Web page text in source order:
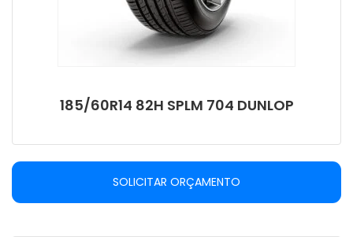
185/60R14 82H SPLM 704 DUNLOP
SOLICITAR ORÇAMENTO